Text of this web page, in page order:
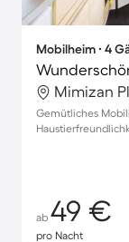
Mobilheim ∙ 4
Mimizan
Gemütliches
ab 49 €
pro Nacht